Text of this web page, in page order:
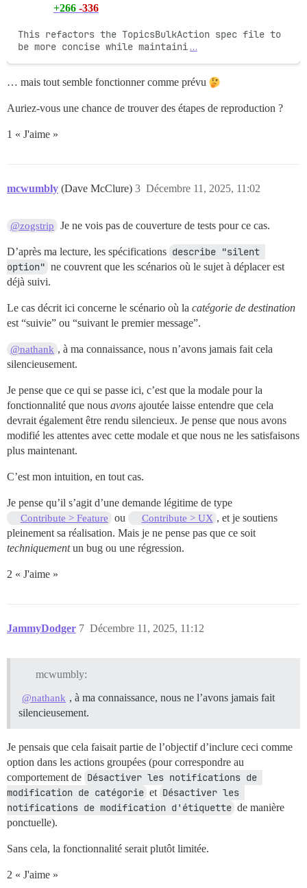
+266 -336
This refactors the TopicsBulkAction spec file to
be more concise while maintaini …
… mais tout semble fonctionner comme prévu
Auriez-vous une chance de trouver des étapes de reproduction ?
1 « J'aime »
mcwumbly (Dave McClure) Décembre 11, 2025, 11:02
3
@zogstrip Je ne vois pas de couverture de tests pour ce cas.
D’après ma lecture, les spécifications describe "silent
option" ne couvrent que les scénarios où le sujet à déplacer est
déjà suivi.
Le cas décrit ici concerne le scénario où la catégorie de destination
est “suivie” ou “suivant le premier message”.
@nathank , à ma connaissance, nous n’avons jamais fait cela
silencieusement.
Je pense que ce qui se passe ici, c’est que la modale pour la
fonctionnalité que nous avons ajoutée laisse entendre que cela
devrait également être rendu silencieux. Je pense que nous avons
modifié les attentes avec cette modale et que nous ne les satisfaisons
plus maintenant.
C’est mon intuition, en tout cas.
Je pense qu’il s’agit d’une demande légitime de type
Contribute > Feature ou Contribute > UX , et je soutiens
pleinement sa réalisation. Mais je ne pense pas que ce soit
techniquementun bug ou une régression.
2 « J'aime »
JammyDodger Décembre 11, 2025, 11:12
7
mcwumbly:
@nathank , à ma connaissance, nous ne l’avons jamais fait
silencieusement.
Je pensais que cela faisait partie de l’objectif d’inclure ceci comme
option dans les actions groupées (pour correspondre au
comportement de Désactiver les notifications de
modification de catégorie et Désactiver les
notifications de modification d'étiquette de manière
ponctuelle).
Sans cela, la fonctionnalité serait plutôt limitée.
2 « J'aime »